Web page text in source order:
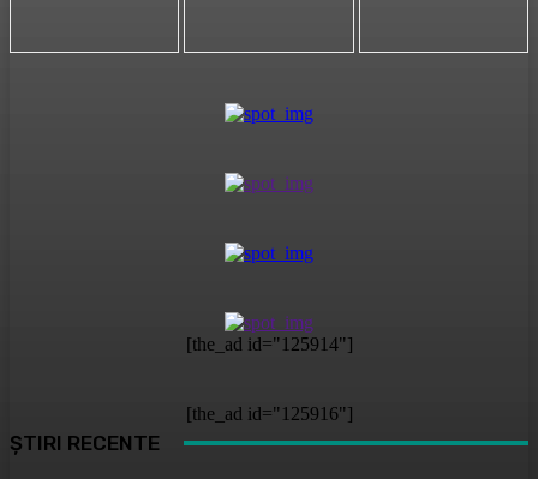
[the_ad id="125914"]
[the_ad id="125916"]
ȘTIRI RECENTE